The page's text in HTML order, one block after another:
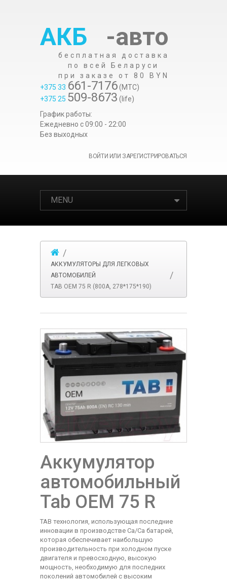
АКБ -авто
бесплатная доставка
по всей Беларуси
при заказе от 80 BYN
+375 33 661-7176(МТС)
+375 25 509-8673 (life)
График работы:
Ежедневно c 09:00 - 22:00
Без выходных
ВОЙТИ ИЛИ ЗАРЕГИСТРИРОВАТЬСЯ
MENU
АККУМУЛЯТОРЫ ДЛЯ ЛЕГКОВЫХ
АВТОМОБИЛЕЙ
TAB OEM 75 R (800A, 278*175*190)
Аккумулятор
автомобильный
Tab OEM 75 R
TAB технология, использующая последние
инновации в производстве Са/Са батарей,
которая обеспечивает наибольшую
производительность при холодном пуске
двигателя и превосходную, высокую
мощность, необходимую для последних
поколений автомобилей с высоким